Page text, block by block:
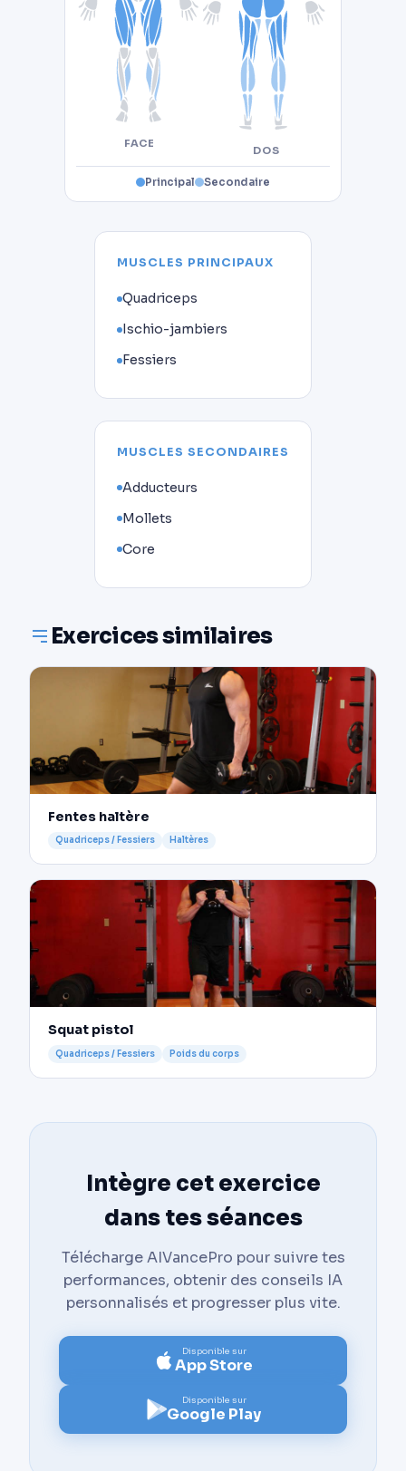
FACE
DOS
Principal Secondaire
MUSCLES PRINCIPAUX
Quadriceps
Ischio-jambiers
Fessiers
MUSCLES SECONDAIRES
Adducteurs
Mollets
Core
Exercices similaires
Fentes haltère
Quadriceps / Fessiers Haltères
Squat pistol
Quadriceps / Fessiers Poids du corps
Intègre cet exercice
dans tes séances
Télécharge AIVancePro pour suivre tes
performances, obtenir des conseils IA
personnalisés et progresser plus vite.
Disponible sur
App Store
Disponible sur
Google Play